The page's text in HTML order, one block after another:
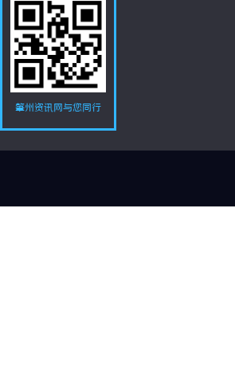
肇州资讯网与您同行